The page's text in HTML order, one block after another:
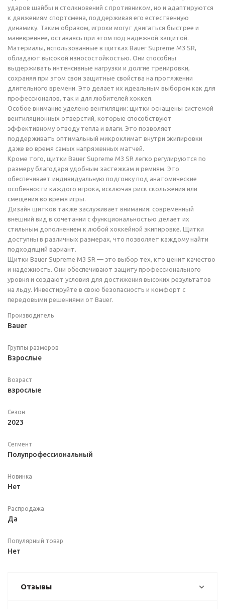
ударов шайбы и столкновений с противником, но и адаптируются
к движениям спортсмена, поддерживая его естественную
динамику. Таким образом, игроки могут двигаться быстрее и
маневреннее, оставаясь при этом под надежной защитой.
Материалы, использованные в щитках Bauer Supreme M3 SR,
обладают высокой износостойкостью. Они способны
выдерживать интенсивные нагрузки и долгие тренировки,
сохраняя при этом свои защитные свойства на протяжении
длительного времени. Это делает их идеальным выбором как для
профессионалов, так и для любителей хоккея.
Особое внимание уделено вентиляции: щитки оснащены системой
вентиляционных отверстий, которые способствуют
эффективному отводу тепла и влаги. Это позволяет
поддерживать оптимальный микроклимат внутри экипировки
даже во время самых напряженных матчей.
Кроме того, щитки Bauer Supreme M3 SR легко регулируются по
размеру благодаря удобным застежкам и ремням. Это
обеспечивает индивидуальную подгонку под анатомические
особенности каждого игрока, исключая риск скольжения или
смещения во время игры.
Дизайн щитков также заслуживает внимания: современный
внешний вид в сочетании с функциональностью делает их
стильным дополнением к любой хоккейной экипировке. Щитки
доступны в различных размерах, что позволяет каждому найти
подходящий вариант.
Щитки Bauer Supreme M3 SR — это выбор тех, кто ценит качество
и надежность. Они обеспечивают защиту профессионального
уровня и создают условия для достижения высоких результатов
на льду. Инвестируйте в свою безопасность и комфорт с
передовыми решениями от Bauer.
Производитель
Bauer
Группы размеров
Взрослые
Возраст
взрослые
Сезон
2023
Сегмент
Полупрофессиональный
Новинка
Нет
Распродажа
Да
Популярный товар
Нет
Отзывы